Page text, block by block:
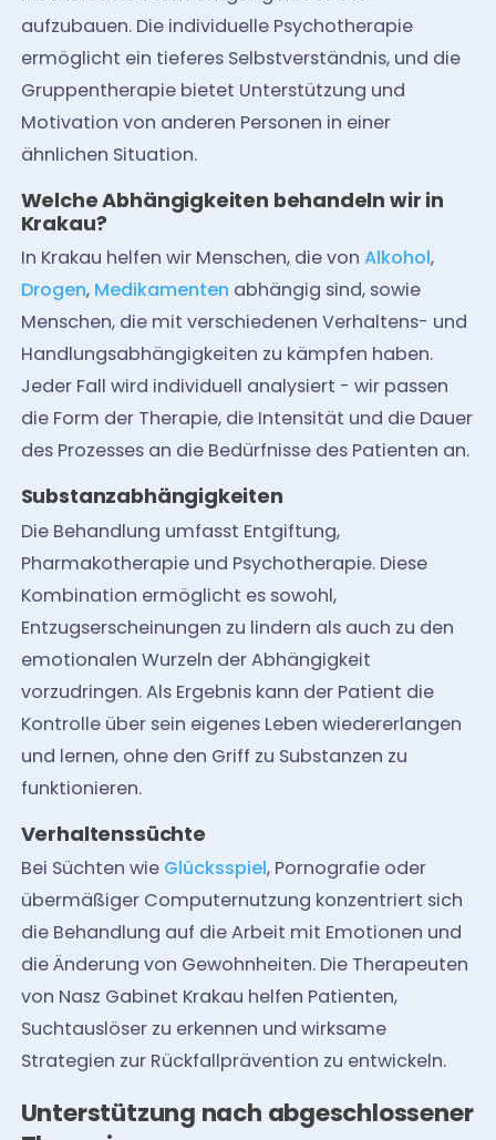
aufzubauen. Die individuelle Psychotherapie
ermöglicht ein tieferes Selbstverständnis, und die
Gruppentherapie bietet Unterstützung und
Motivation von anderen Personen in einer
ähnlichen Situation.
Welche Abhängigkeiten behandeln wir in
Krakau?
In Krakau helfen wir Menschen, die von Alkohol,
Drogen, Medikamenten abhängig sind, sowie
Menschen, die mit verschiedenen Verhaltens- und
Handlungsabhängigkeiten zu kämpfen haben.
Jeder Fall wird individuell analysiert - wir passen
die Form der Therapie, die Intensität und die Dauer
des Prozesses an die Bedürfnisse des Patienten an.
Substanzabhängigkeiten
Die Behandlung umfasst Entgiftung,
Pharmakotherapie und Psychotherapie. Diese
Kombination ermöglicht es sowohl,
Entzugserscheinungen zu lindern als auch zu den
emotionalen Wurzeln der Abhängigkeit
vorzudringen. Als Ergebnis kann der Patient die
Kontrolle über sein eigenes Leben wiedererlangen
und lernen, ohne den Griff zu Substanzen zu
funktionieren.
Verhaltenssüchte
Bei Süchten wie Glücksspiel, Pornografie oder
übermäßiger Computernutzung konzentriert sich
die Behandlung auf die Arbeit mit Emotionen und
die Änderung von Gewohnheiten. Die Therapeuten
von Nasz Gabinet Krakau helfen Patienten,
Suchtauslöser zu erkennen und wirksame
Strategien zur Rückfallprävention zu entwickeln.
Unterstützung nach abgeschlossener